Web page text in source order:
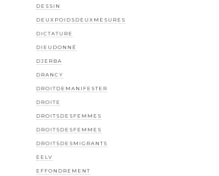
DESSIN
DEUXPOIDSDEUXMESURES
DICTATURE
DIEUDONNÉ
DJERBA
DRANCY
DROITDEMANIFESTER
DROITE
DROITSDESFEMMES
DROITSDESFEMMES
DROITSDESMIGRANTS
EELV
EFFONDREMENT